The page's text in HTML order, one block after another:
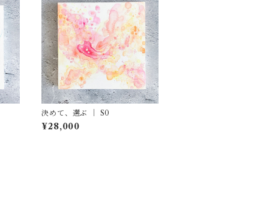
決めて、選ぶ ｜ S0
¥28,000